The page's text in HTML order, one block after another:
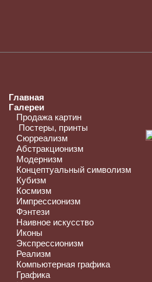
Главная
Галереи
Продажа картин
Постеры, принты
Сюрреализм
Абстракционизм
Модернизм
Концептуальный символизм
Кубизм
Космизм
Импрессионизм
Фэнтези
Наивное искусство
Иконы
Экспрессионизм
Реализм
Компьютерная графика
Графика